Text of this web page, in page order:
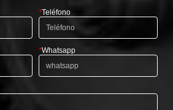
*Teléfono
*Whatsapp